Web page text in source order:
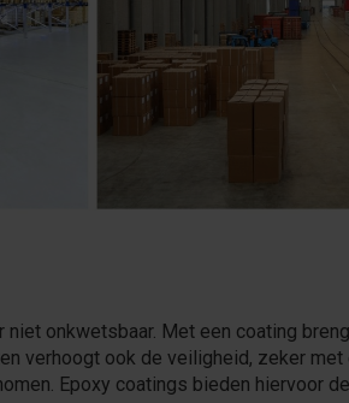
onkwetsbaar. Met een coating
verhoogt ook de veiligheid, zeker
Epoxy coatings bieden hiervoor